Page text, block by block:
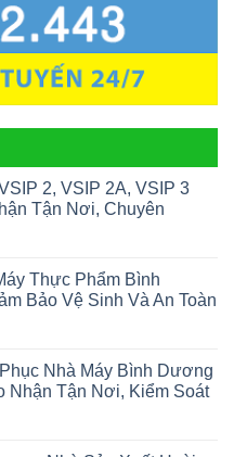
2, VSIP 2A, VSIP 3
Tận Nơi, Chuyên
Thực Phẩm Bình
Bảo Vệ Sinh Và An Toàn
Nhà Máy Bình Dương
Nhận Tận Nơi, Kiểm Soát